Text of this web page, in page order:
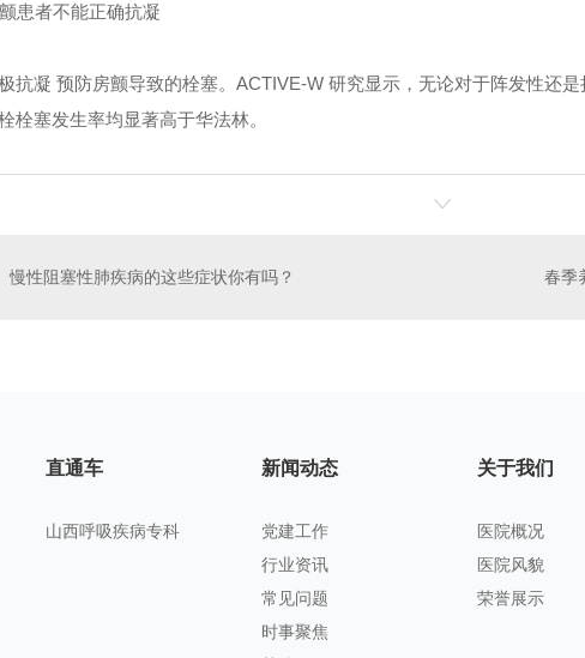
患者不能正确抗凝
抗凝 预防房颤导致的栓塞。ACTIVE-W 研究显示，无论对于阵发性还
栓塞发生率均显著高于华法林。
慢性阻塞性肺疾病的这些症状你有吗？
直通车
山西呼吸疾病专科
新闻动态
党建工作
行业资讯
常见问题
时事聚焦
关于我们
医院概况
医院风貌
荣誉展示